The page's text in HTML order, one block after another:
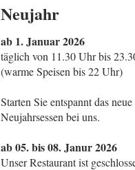
Neujahr
ab 1. Januar 2026
täglich von 11.30 Uhr bis
(warme Speisen bis 22 Uhr)
Starten Sie entspannt das
Neujahrsessen bei uns.
ab 05. bis 08. Janur 2026
Unser Restaurant ist